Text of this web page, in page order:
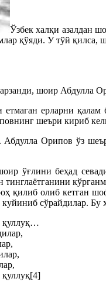
Ўзбек халқи азалдан
қўяди. У тўй қилса,
шоир Абдулла
етмаган ерларни
шеъри кириб
Орипов ўз
ўғлини беҳад
тинглаётганини
қилиб олиб кетган
сўрайдилар.
қуллуқ…
қуллуқ[4]